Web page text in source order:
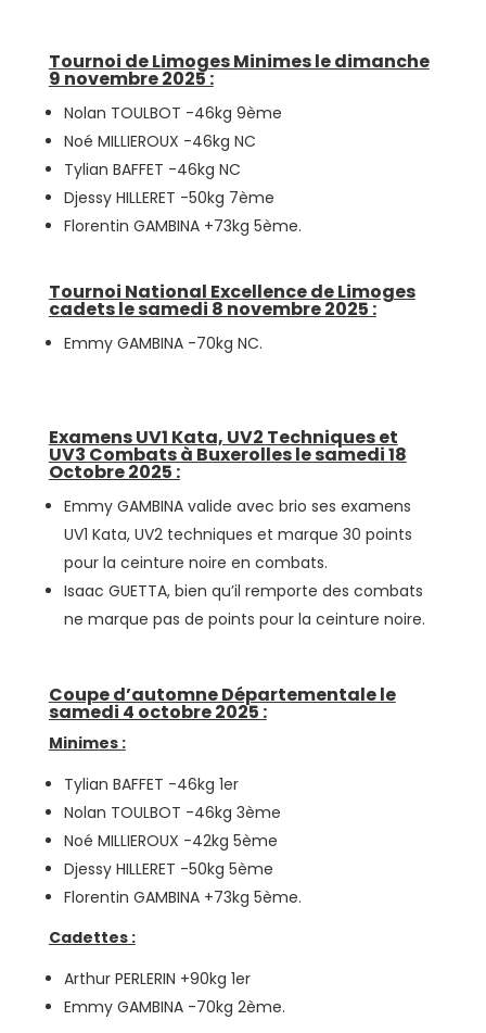
Tournoi de Limoges Minimes le dimanche
9 novembre 2025 :
Nolan TOULBOT -46kg 9ème
Noé MILLIEROUX -46kg NC
Tylian BAFFET -46kg NC
Djessy HILLERET -50kg 7ème
Florentin GAMBINA +73kg 5ème.
Tournoi National Excellence de Limoges
cadets le samedi 8 novembre 2025 :
Emmy GAMBINA -70kg NC.
Examens UV1 Kata, UV2 Techniques et
UV3 Combats à Buxerolles le samedi 18
Octobre 2025 :
Emmy GAMBINA valide avec brio ses examens
UV1 Kata, UV2 techniques et marque 30 points
pour la ceinture noire en combats.
Isaac GUETTA, bien qu’il remporte des combats
ne marque pas de points pour la ceinture noire.
Coupe d’automne Départementale le
samedi 4 octobre 2025 :
Minimes :
Tylian BAFFET -46kg 1er
Nolan TOULBOT -46kg 3ème
Noé MILLIEROUX -42kg 5ème
Djessy HILLERET -50kg 5ème
Florentin GAMBINA +73kg 5ème.
Cadettes :
Arthur PERLERIN +90kg 1er
Emmy GAMBINA -70kg 2ème.